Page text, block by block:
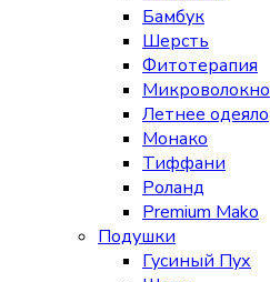
Бамбук
Шерсть
Фитотерапия
Микроволокно
Летнее одеяло
Монако
Тиффани
Роланд
Premium Mako
Подушки
Гусиный Пух